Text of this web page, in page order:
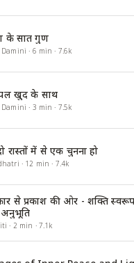
के सात गुण
Damini · 6 min · 7.6k
खुद के साथ
Damini · 3 min · 7.5k
रास्तों में से एक चुनना हो
· 12 min · 7.4k
से प्रकाश की ओर - शक्ति
· 2 min · 7.1k